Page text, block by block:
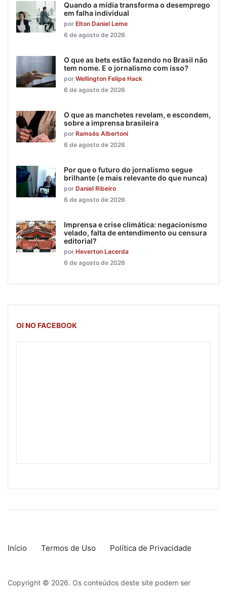
Quando a mídia transforma o desemprego
em falha individual
por Elton Daniel Leme
6 de agosto de 2026
O que as bets estão fazendo no Brasil não
tem nome. E o jornalismo com isso?
por Wellington Felipe Hack
6 de agosto de 2026
O que as manchetes revelam, e escondem,
sobre a imprensa brasileira
por Ramsés Albertoni
6 de agosto de 2026
Por que o futuro do jornalismo segue
brilhante (e mais relevante do que nunca)
por Daniel Ribeiro
6 de agosto de 2026
Imprensa e crise climática: negacionismo
velado, falta de entendimento ou censura
editorial?
por Heverton Lacerda
6 de agosto de 2026
OI NO FACEBOOK
Início Termos de Uso Política de Privacidade
Copyright © 2026. Os conteúdos deste site podem ser